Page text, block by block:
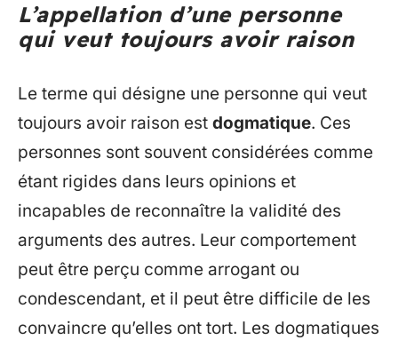
L’appellation d’une personne
qui veut toujours avoir raison
Le terme qui désigne une personne qui veut
toujours avoir raison est dogmatique. Ces
personnes sont souvent considérées comme
étant rigides dans leurs opinions et
incapables de reconnaître la validité des
arguments des autres. Leur comportement
peut être perçu comme arrogant ou
condescendant, et il peut être difficile de les
convaincre qu’elles ont tort. Les dogmatiques